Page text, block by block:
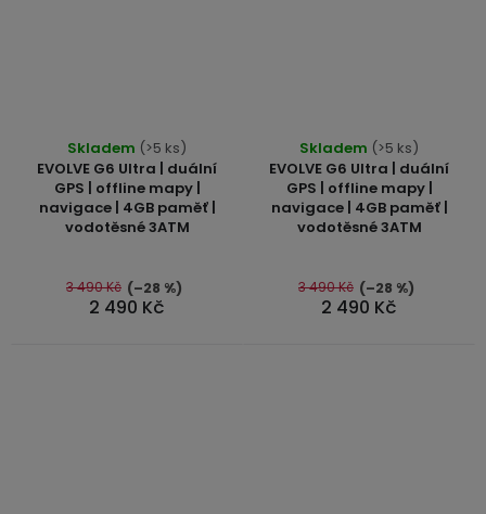
EVOLVE G6 Ultra | duální
GPS | offline mapy |
navigace | 4GB paměť |
vodotěsné 3ATM
Skladem (>5 ks)
2 490 Kč
3 490 Kč (–28 %)
EVOLVE G6 Ultra | duální
GPS | offline mapy |
navigace | 4GB paměť |
vodotěsné 3ATM
hodnocení
produktu
je
5,0
5
hvězdiček.
Skladem (>5 ks)
2 490 Kč
3 490 Kč (–28 %)